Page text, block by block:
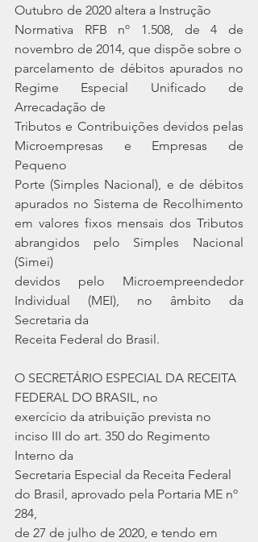
Outubro de 2020 altera a Instrução
Normativa RFB nº 1.508, de 4 de
novembro de 2014, que dispõe sobre o
parcelamento de débitos apurados no
Regime Especial Unificado de
Arrecadação de
Tributos e Contribuições devidos pelas
Microempresas e Empresas de
Pequeno
Porte (Simples Nacional), e de débitos
apurados no Sistema de Recolhimento
em valores fixos mensais dos Tributos
abrangidos pelo Simples Nacional
(Simei)
devidos pelo Microempreendedor
Individual (MEI), no âmbito da
Secretaria da
Receita Federal do Brasil.
O SECRETÁRIO ESPECIAL DA RECEITA
FEDERAL DO BRASIL, no
exercício da atribuição prevista no
inciso III do art. 350 do Regimento
Interno da
Secretaria Especial da Receita Federal
do Brasil, aprovado pela Portaria ME nº
284,
de 27 de julho de 2020, e tendo em